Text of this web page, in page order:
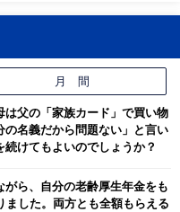
月 間
は父の「家族カード」で買い物
の名義だから問題ない」と言い
続けてもよいのでしょうか？
がら、自分の老齢厚生年金をも
ました。両方とも全額もらえる